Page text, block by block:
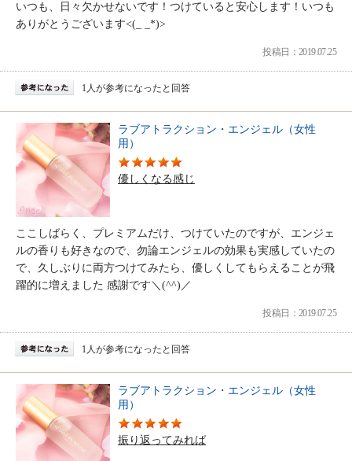
いつも、日々欠かせないです！つけていると安心します！いつも
ありがとうございます<(_ _*)>
投稿日：2019.07.25
1人が参考になったと回答
ラブアトラクション・エンジェル（女性
用）
優しくなる感じ
ここしばらく、プレミアムだけ、つけていたのですが、エンジェ
ルの香りも好きなので、勿論エンジェルの効果も実感していたの
で、久しぶりに両方つけてみたら、優しくしてもらえることが飛
躍的に増えました 感謝です＼(^^)／
投稿日：2019.07.25
1人が参考になったと回答
ラブアトラクション・エンジェル（女性
用）
振り返ってみれば